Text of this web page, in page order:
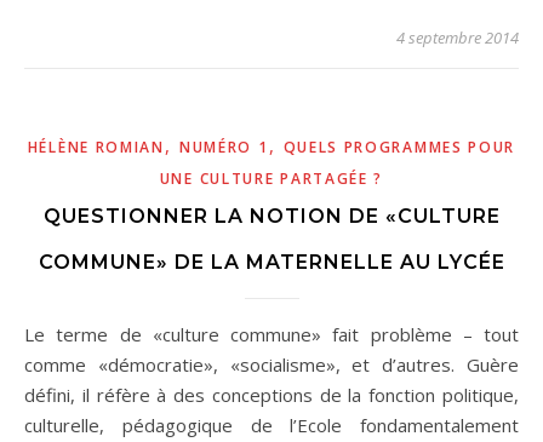
4 septembre 2014
HÉLÈNE ROMIAN , NUMÉRO 1 , QUELS PROGRAMMES POUR
UNE CULTURE PARTAGÉE ?
QUESTIONNER LA NOTION DE «CULTURE
COMMUNE» DE LA MATERNELLE AU LYCÉE
Le terme de «culture commune» fait problème – tout
comme «démocratie», «socialisme», et d’autres. Guère
défini, il réfère à des conceptions de la fonction politique,
culturelle, pédagogique de l’Ecole fondamentalement